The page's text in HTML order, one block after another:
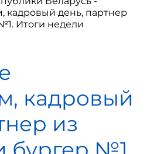
день, партнер
Итоги недели
кадровый
из